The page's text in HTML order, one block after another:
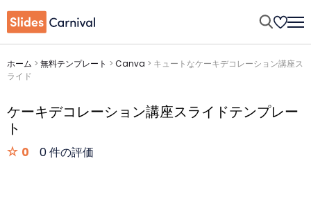
ホーム > 無料テンプレート > Canva > キュートなケーキデコレーション講座ス
ライド
ケーキデコレーション講座スライドテンプレー
ト
0 0 件の評価